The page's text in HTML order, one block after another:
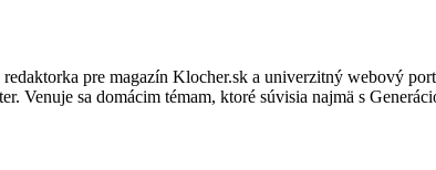
pre magazín Klocher.sk a univerzitný webový
Venuje sa domácim témam, ktoré súvisia najmä s